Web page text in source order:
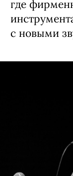
Группа
Павла
в своей
ждет
где
с новыми